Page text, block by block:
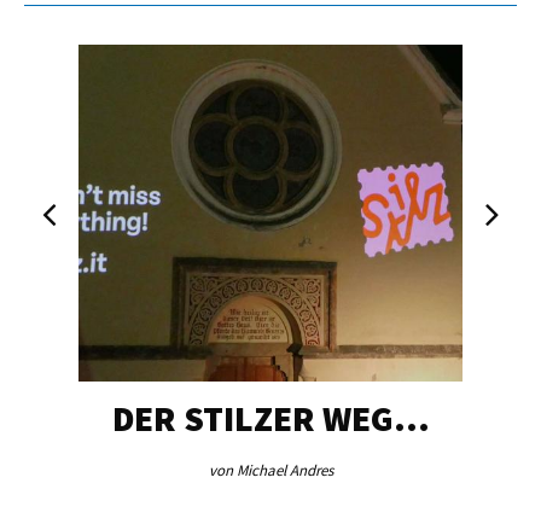
DER STILZER WEG…
von Michael Andres